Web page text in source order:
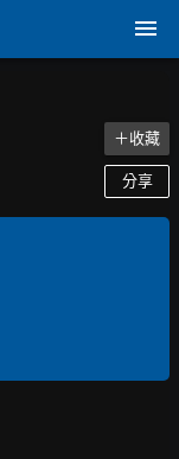
＋收藏
分享